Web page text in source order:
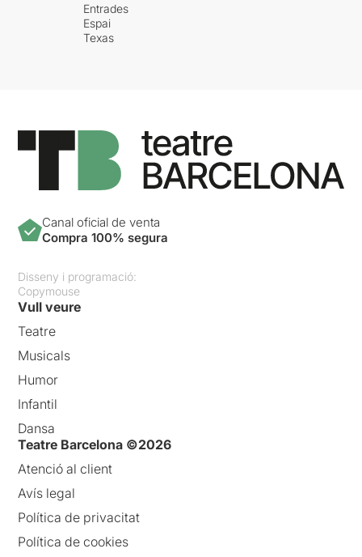
Entrades
Espai
Texas
Canal oficial de venta
Compra 100% segura
Disseny i programació:
Copymouse
Vull veure
Teatre
Musicals
Humor
Infantil
Dansa
Teatre Barcelona ©2026
Atenció al client
Avís legal
Política de privacitat
Política de cookies